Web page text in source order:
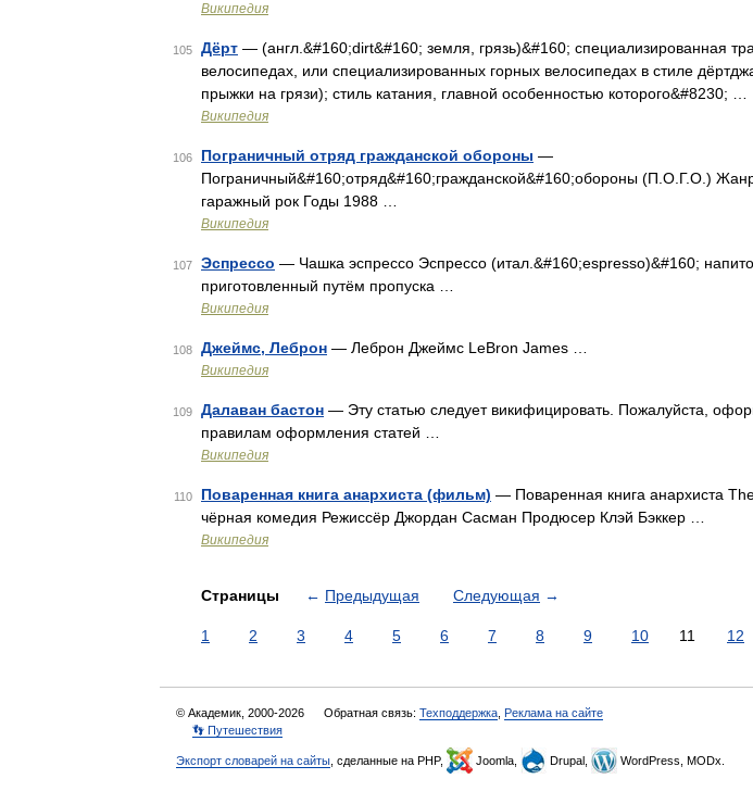
Википедия
105 Дёрт — (англ.&#160;dirt&#160; земля, грязь)&#160; специализированная
велосипедах, или специализированных горных велосипедах в стиле
прыжки на грязи); стиль катания, главной особенностью которого&#8230; …
Википедия
106 Пограничный отряд гражданской обороны —
Пограничный&#160;отряд&#160;гражданской&#160;обороны (П.О.Г.О.)
гаражный рок Годы 1988 …
Википедия
107 Эспрессо — Чашка эспрессо Эспрессо (итал.&#160;espresso)&#160;
приготовленный путём пропуска …
Википедия
108 Джеймс, Леброн — Леброн Джеймс LeBron James …
Википедия
109 Далаван бастон — Эту статью следует викифицировать. Пожалуйста,
правилам оформления статей …
Википедия
110 Поваренная книга анархиста (фильм) — Поваренная книга анархиста
чёрная комедия Режиссёр Джордан Сасман Продюсер Клэй Бэккер …
Википедия
Страницы ← Предыдущая Следующая →
1 2 3 4 5 6 7 8 9 10 11 12
© Академик, 2000-2026 Обратная связь: Техподдержка Реклама на сайте
👣 Путешествия
Экспорт словарей на сайты , сделанные на PHP, Joomla, Drupal, WordPress, MODx.